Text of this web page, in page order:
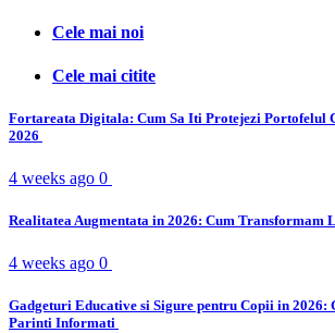
Cele mai noi
Cele mai citite
Fortareata Digitala: Cum Sa Iti Protejezi Portofelul
2026
4 weeks ago 0
Realitatea Augmentata in 2026: Cum Transformam
4 weeks ago 0
Gadgeturi Educative si Sigure pentru Copii in 2026:
Parinti Informati